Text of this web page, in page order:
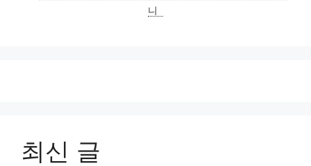
니
최신 글